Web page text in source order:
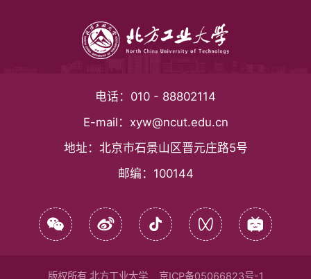
电话： 010 - 88802114
E-mail： xyw@ncut.edu.cn
地址： 北京市石景山区晋元庄路5号
邮编： 100144
版权所有 北方工业大学 京ICP备05066823号-1